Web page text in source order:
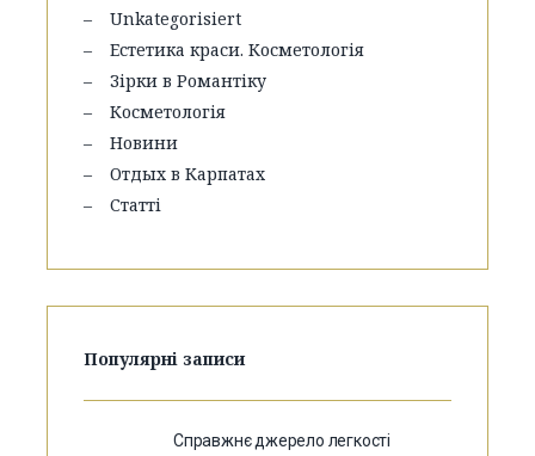
Unkategorisiert
Естетика краси. Косметологія
Зірки в Романтіку
Косметологія
Новини
Отдых в Карпатах
Статті
Популярні записи
Справжнє джерело легкості